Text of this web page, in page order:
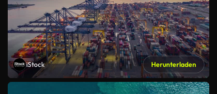
iStock Herunterladen